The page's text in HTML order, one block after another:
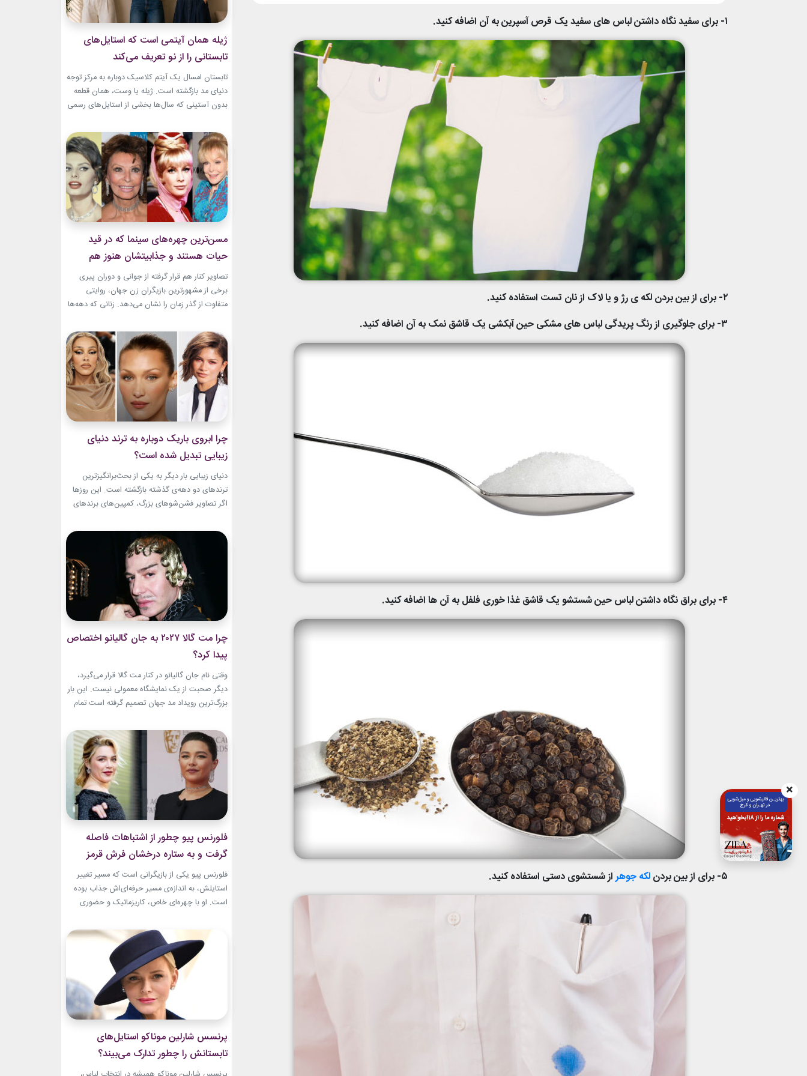
۱- برای سفید نگاه داشتن لباس های سفید یک قرص آسپرین به آن اضافه کنید.
۲- برای از بین بردن لکه ی رژ و یا لاک از نان تست استفاده کنید.
۳- برای جلوگیری از رنگ پریدگی لباس های مشکی حین آبکشی یک قاشق نمک به آن اضافه کنید.
۴- برای براق نگاه داشتن لباس حین شستشو یک قاشق غذا خوری فلفل به آن ها اضافه کنید.
۵- برای از بین بردن لکه جوهراز شستشوی دستی استفاده کنید.
ژیله همان آیتمی است که استایل‌های
تابستانی را از نو تعریف می‌کند
تابستان امسال یک آیتم کلاسیک دوباره به مرکز توجه
دنیای مد بازگشته است. ژیله یا وست، همان قطعه
بدون آستینی که سال‌ها بخشی از استایل‌های رسمی
روزمره شده است. استایل تابستانی با ژیله زنانه به
یکی از ترندهای محبوب فصل تبدیل شده؛ چون هم
ظاهری شیک...
مسن‌ترین چهره‌های سینما که در قید
حیات هستند و جذابیتشان هنوز هم
باقیست!
تصاویر کنار هم قرار گرفته از جوانی و دوران پیری
برخی از مشهورترین بازیگران زن جهان، روایتی
متفاوت از گذر زمان را نشان می‌دهد. زنانی که دهه‌ها
و میراث هنری خود الهام‌بخش هستند. بازیگران زن
مسن سینما ثابت کرده‌اند که جذابیت واقعی تنها به
سال‌های جوانی محدود...
چرا ابروی باریک دوباره به ترند دنیای
زیبایی تبدیل شده است؟
دنیای زیبایی بار دیگر به یکی از بحث‌برانگیزترین
ترندهای دو دهه‌ی گذشته بازگشته است. این روزها
اگر تصاویر فشن‌شوهای بزرگ، کمپین‌های برندهای
حضور ابروی باریک مدرن را به‌وضوح خواهید دید. با
این حال، این بازگشت شباهت چندانی به ابروهای
بسیار نازک دهه ۱۹۹۰ و اوایل دهه...
چرا مت گالا ۲۰۲۷ به جان گالیانو اختصاص
پیدا کرد؟
وقتی نام جان گالیانو در کنار مت گالا قرار می‌گیرد،
دیگر صحبت از یک نمایشگاه معمولی نیست. این بار
بزرگ‌ترین رویداد مد جهان تصمیم گرفته است تمام
طراحان تاریخ را به تصویر بکشد. نمایشگاه John
Galliano: Horizons که با عنوان «افق‌های جان
گالیانو» شناخته می‌شود، فقط مرور لباس‌های...
فلورنس پیو چطور از اشتباهات فاصله
گرفت و به ستاره درخشان فرش قرمز
تبدیل شد؟
فلورنس پیو یکی از بازیگرانی است که مسیر تغییر
استایلش، به اندازه‌ی مسیر حرفه‌ای‌اش جذاب بوده
است. او با چهره‌ای خاص، کاریزماتیک و حضوری
سال‌های ابتدایی فعالیتش هنوز زبان شخصی خود را
در مد پیدا نکرده بود.لینک پیشنهادیخرید اکسسوری
و زیورآلات نقرهجدیدترین کالکشن 2026 دستبند...
پرنسس شارلین موناکو استایل‌های
تابستانش را چطور تدارک می‌بیند؟